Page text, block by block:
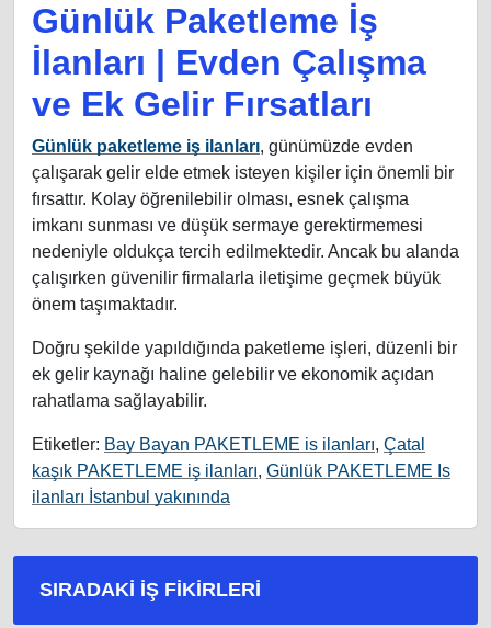
Günlük Paketleme İş
İlanları | Evden Çalışma
ve Ek Gelir Fırsatları
Günlük paketleme iş ilanları, günümüzde evden
çalışarak gelir elde etmek isteyen kişiler için önemli bir
fırsattır. Kolay öğrenilebilir olması, esnek çalışma
imkanı sunması ve düşük sermaye gerektirmemesi
nedeniyle oldukça tercih edilmektedir. Ancak bu alanda
çalışırken güvenilir firmalarla iletişime geçmek büyük
önem taşımaktadır.
Doğru şekilde yapıldığında paketleme işleri, düzenli bir
ek gelir kaynağı haline gelebilir ve ekonomik açıdan
rahatlama sağlayabilir.
Etiketler: Bay Bayan PAKETLEME is ilanları, Çatal
kaşık PAKETLEME iş ilanları, Günlük PAKETLEME Is
ilanları İstanbul yakınında
SIRADAKI İŞ FIKIRLERI